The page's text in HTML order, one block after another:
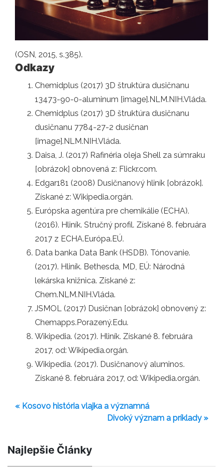
(OSN, 2015, s.385).
Odkazy
Chemidplus (2017) 3D štruktúra dusičnanu
13473-90-0-aluminum [image].NLM.NIH.Vláda.
Chemidplus (2017) 3D štruktúra dusičnanu
dusičnanu 7784-27-2 dusičnan
[image].NLM.NIH.Vláda.
Daisa, J. (2017) Rafinéria oleja Shell za súmraku
[obrázok] obnovená z: Flickr.com.
Edgar181 (2008) Dusičnanový hliník [obrázok].
Získané z: Wikipedia.orgán.
Európska agentúra pre chemikálie (ECHA).
(2016). Hliník. Stručný profil. Získané 8. februára
2017 z ECHA.Európa.EÚ.
Data banka Data Bank (HSDB). Tónovanie.
(2017). Hliník. Bethesda, MD, EÚ: Národná
lekárska knižnica. Získané z:
Chem.NLM.NIH.Vláda.
JSMOL (2017) Dusičnan [obrázok] obnovený z:
Chemapps.Porazený.Edu.
Wikipedia. (2017). Hliník. Získané 8. februára
2017, od: Wikipedia.orgán.
Wikipedia. (2017). Dusičnanový aluminos.
Získané 8. februára 2017, od: Wikipedia.orgán.
« Kosovo história vlajka a významná
Divoký význam a príklady »
Najlepšie Články